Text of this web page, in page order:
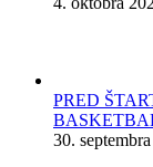
PRED
30.